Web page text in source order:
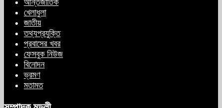
খেলাধুলা
জাতীয়
তথ্যপ্রযুক্তি
প্রবাসের খবর
ফেসবুক নিউজ
বিনোদন
ভ্রমণ
মতামত